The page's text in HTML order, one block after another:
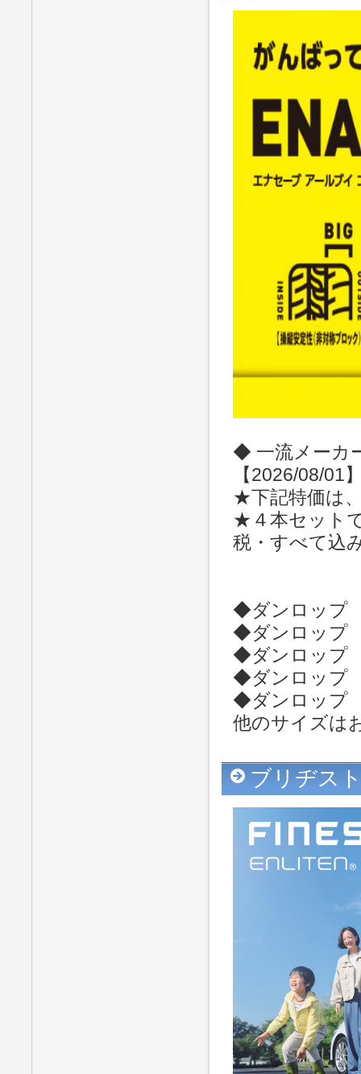
◆ 一流メーカ
【2026/08/01
★下記特価は
★４本セット
税・すべて込
◆ダンロッ
◆ダンロッ
◆ダンロッ
◆ダンロッ
◆ダンロッ
他のサイズは
ブリヂス